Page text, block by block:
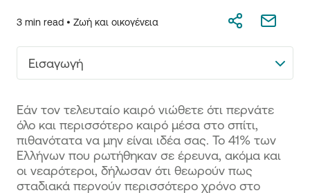
3 min read • Ζωή και οικογένεια
Εισαγωγή
Εάν τον τελευταίο καιρό νιώθετε ότι περνάτε
όλο και περισσότερο καιρό μέσα στο σπίτι,
πιθανότατα να μην είναι ιδέα σας. Το 41% των
Ελλήνων που ρωτήθηκαν σε έρευνα, ακόμα και
οι νεαρότεροι, δήλωσαν ότι θεωρούν πως
σταδιακά περνούν περισσότερο χρόνο στο